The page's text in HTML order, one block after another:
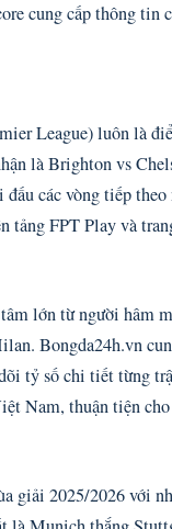
cung cấp thông
League) luôn là
là Brighton vs
các vòng tiếp
tảng FPT Play và
lớn từ người hâm
Bongda24h.vn
tỷ số chi tiết từng
Nam, thuận tiện
giải 2025/2026 với